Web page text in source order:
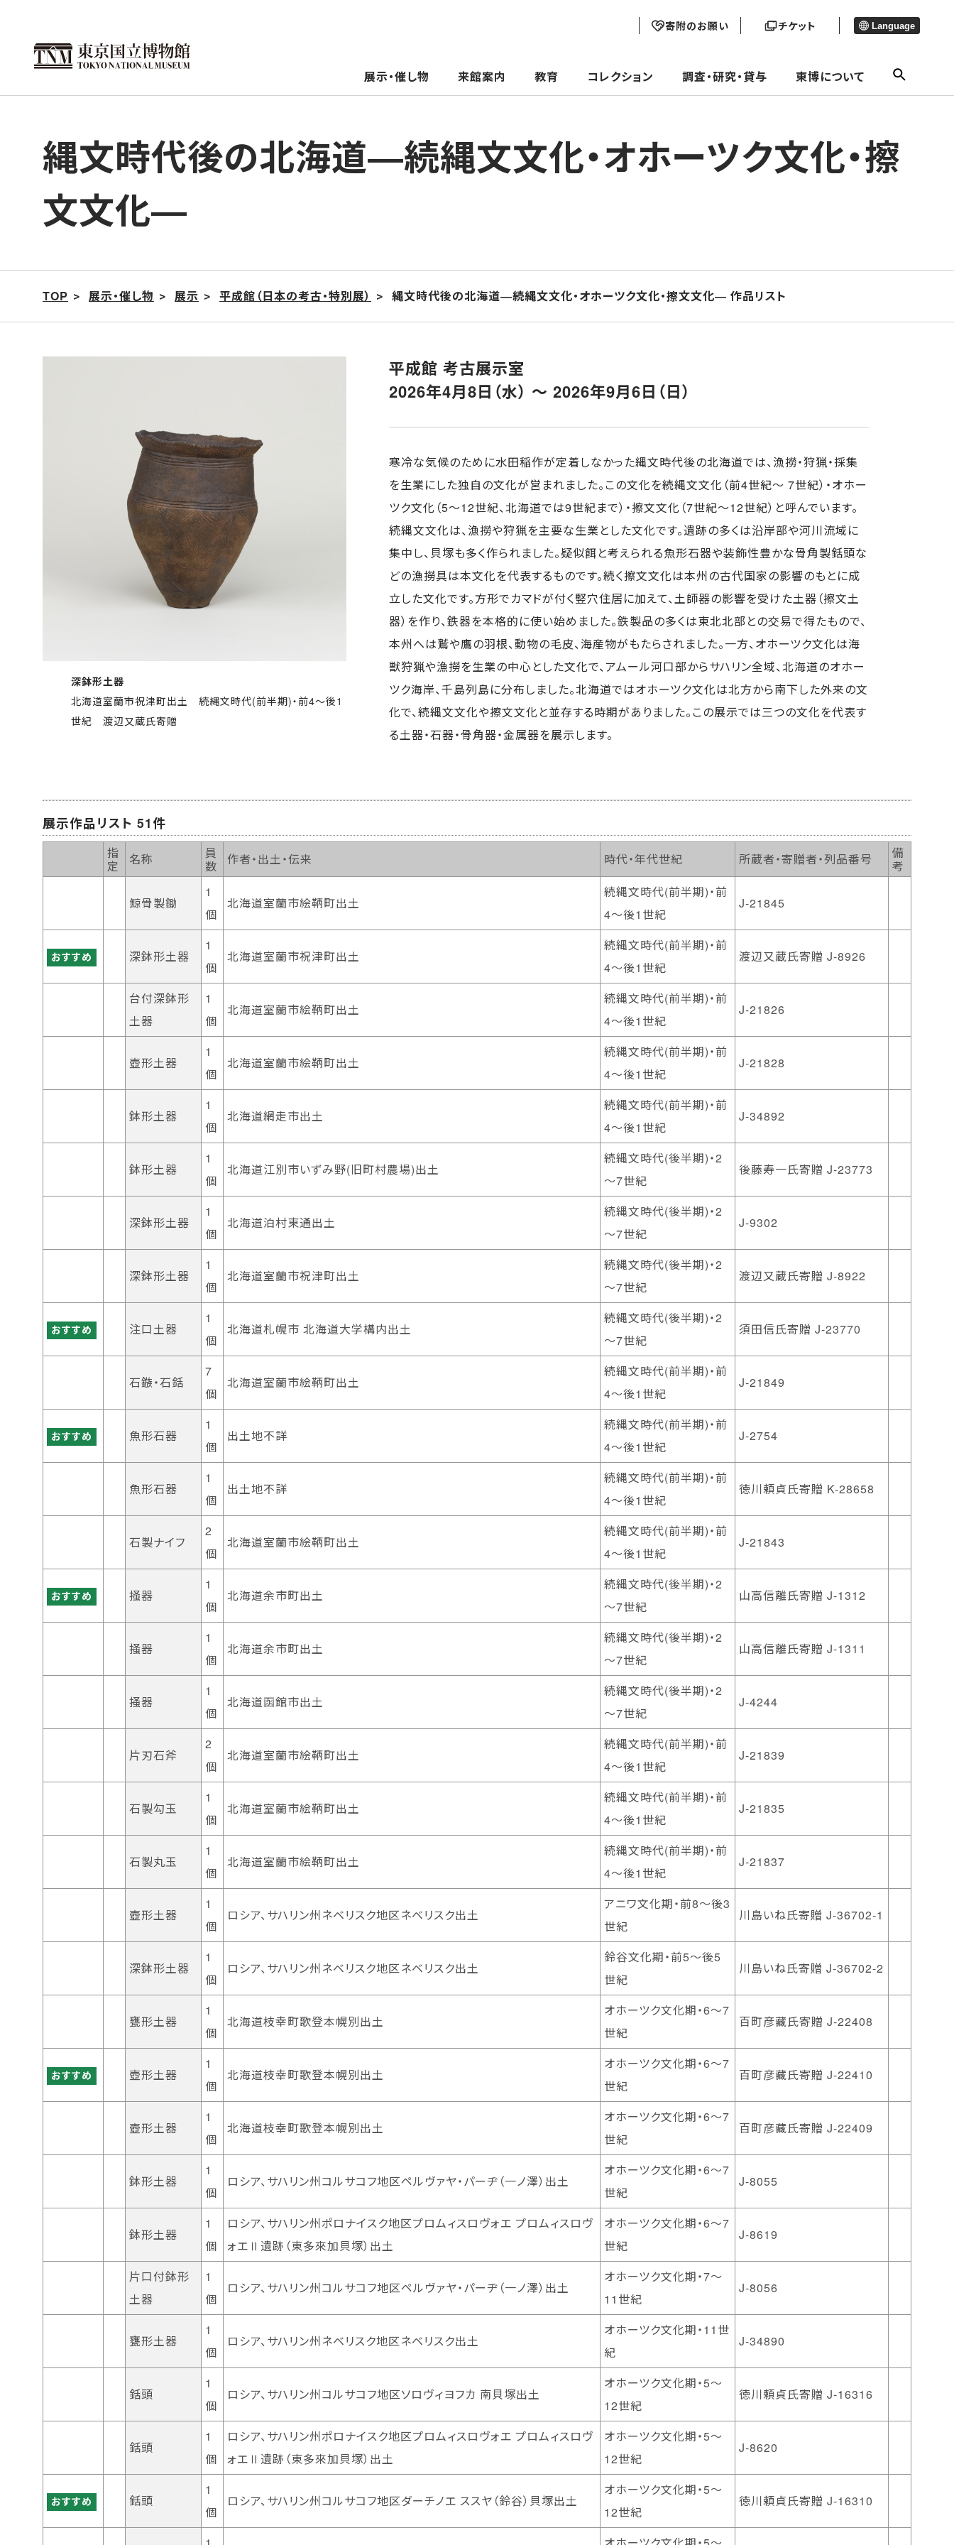
寄附のお願い チケット Language
展示・催し物 来館案内 教育 コレクション 調査・研究・貸与 東博について
縄文時代後の北海道―続縄文文化・オホーツク文化・擦
文文化―
TOP 展示・催し物 展示 平成館（日本の考古・特別展） 縄文時代後の北海道―続縄文文化・オホーツク文化・擦文文化― 作品リスト
深鉢形土器
北海道室蘭市祝津町出土 続縄文時代(前半期)・前4～後1
世紀 渡辺又蔵氏寄贈
平成館 考古展示室
2026年4月8日（水） ～ 2026年9月6日（日）
寒冷な気候のために水田稲作が定着しなかった縄文時代後の北海道では、漁撈・狩猟・採集
を生業にした独自の文化が営まれました。この文化を続縄文文化（前4世紀～ 7世紀）・オホー
ツク文化（5～12世紀、北海道では9世紀まで）・擦文文化（7世紀～12世紀）と呼んでいます。
続縄文文化は、漁撈や狩猟を主要な生業とした文化です。遺跡の多くは沿岸部や河川流域に
集中し、貝塚も多く作られました。疑似餌と考えられる魚形石器や装飾性豊かな骨角製銛頭な
どの漁撈具は本文化を代表するものです。続く擦文文化は本州の古代国家の影響のもとに成
立した文化です。方形でカマドが付く竪穴住居に加えて、土師器の影響を受けた土器（擦文土
器）を作り、鉄器を本格的に使い始めました。鉄製品の多くは東北北部との交易で得たもので、
本州へは鷲や鷹の羽根、動物の毛皮、海産物がもたらされました。一方、オホーツク文化は海
獣狩猟や漁撈を生業の中心とした文化で、アムール河口部からサハリン全域、北海道のオホー
ツク海岸、千島列島に分布しました。北海道ではオホーツク文化は北方から南下した外来の文
化で、続縄文文化や擦文文化と並存する時期がありました。この展示では三つの文化を代表す
る土器・石器・骨角器・金属器を展示します。
展示作品リスト 51件
指
定
名称
員
数
作者・出土・伝来 時代・年代世紀 所蔵者・寄贈者・列品番号
備
考
鯨骨製鋤
1
個
北海道室蘭市絵鞆町出土
続縄文時代(前半期)・前
4～後1世紀
J-21845
おすすめ 深鉢形土器
1
個
北海道室蘭市祝津町出土
続縄文時代(前半期)・前
4～後1世紀
渡辺又蔵氏寄贈 J-8926
台付深鉢形
土器
1
個
北海道室蘭市絵鞆町出土
続縄文時代(前半期)・前
4～後1世紀
J-21826
壺形土器
1
個
北海道室蘭市絵鞆町出土
続縄文時代(前半期)・前
4～後1世紀
J-21828
鉢形土器
1
個
北海道網走市出土
続縄文時代(前半期)・前
4～後1世紀
J-34892
鉢形土器
1
個
北海道江別市いずみ野(旧町村農場)出土
続縄文時代(後半期)・2
～7世紀
後藤寿一氏寄贈 J-23773
深鉢形土器
1
個
北海道泊村東通出土
続縄文時代(後半期)・2
～7世紀
J-9302
深鉢形土器
1
個
北海道室蘭市祝津町出土
続縄文時代(後半期)・2
～7世紀
渡辺又蔵氏寄贈 J-8922
おすすめ 注口土器
1
個
北海道札幌市 北海道大学構内出土
続縄文時代(後半期)・2
～7世紀
須田信氏寄贈 J-23770
石鏃・石銛
7
個
北海道室蘭市絵鞆町出土
続縄文時代(前半期)・前
4～後1世紀
J-21849
おすすめ 魚形石器
1
個
出土地不詳
続縄文時代(前半期)・前
4～後1世紀
J-2754
魚形石器
1
個
出土地不詳
続縄文時代(前半期)・前
4～後1世紀
徳川頼貞氏寄贈 K-28658
石製ナイフ
2
個
北海道室蘭市絵鞆町出土
続縄文時代(前半期)・前
4～後1世紀
J-21843
おすすめ 掻器
1
個
北海道余市町出土
続縄文時代(後半期)・2
～7世紀
山高信離氏寄贈 J-1312
掻器
1
個
北海道余市町出土
続縄文時代(後半期)・2
～7世紀
山高信離氏寄贈 J-1311
掻器
1
個
北海道函館市出土
続縄文時代(後半期)・2
～7世紀
J-4244
片刃石斧
2
個
北海道室蘭市絵鞆町出土
続縄文時代(前半期)・前
4～後1世紀
J-21839
石製勾玉
1
個
北海道室蘭市絵鞆町出土
続縄文時代(前半期)・前
4～後1世紀
J-21835
石製丸玉
1
個
北海道室蘭市絵鞆町出土
続縄文時代(前半期)・前
4～後1世紀
J-21837
壺形土器
1
個
ロシア、サハリン州ネベリスク地区ネベリスク出土
アニワ文化期・前8〜後3
世紀
川島いね氏寄贈 J-36702-1
深鉢形土器
1
個
ロシア、サハリン州ネベリスク地区ネベリスク出土
鈴谷文化期・前5～後5
世紀
川島いね氏寄贈 J-36702-2
甕形土器
1
個
北海道枝幸町歌登本幌別出土
オホーツク文化期・6～7
世紀
百町彦藏氏寄贈 J-22408
おすすめ 壺形土器
1
個
北海道枝幸町歌登本幌別出土
オホーツク文化期・6～7
世紀
百町彦藏氏寄贈 J-22410
壺形土器
1
個
北海道枝幸町歌登本幌別出土
オホーツク文化期・6～7
世紀
百町彦藏氏寄贈 J-22409
鉢形土器
1
個
ロシア、サハリン州コルサコフ地区ペルヴァヤ・パーヂ（一ノ澤）出土
オホーツク文化期・6～7
世紀
J-8055
鉢形土器
1
個
ロシア、サハリン州ポロナイスク地区プロムィスロヴォエ プロムィスロヴ
ォエⅡ遺跡（東多來加貝塚）出土
オホーツク文化期・6～7
世紀
J-8619
片口付鉢形
土器
1
個
ロシア、サハリン州コルサコフ地区ペルヴァヤ・パーヂ（一ノ澤）出土
オホーツク文化期・7～
11世紀
J-8056
甕形土器
1
個
ロシア、サハリン州ネベリスク地区ネベリスク出土
オホーツク文化期・11世
紀
J-34890
銛頭
1
個
ロシア、サハリン州コルサコフ地区ソロヴィヨフカ 南貝塚出土
オホーツク文化期・5～
12世紀
徳川頼貞氏寄贈 J-16316
銛頭
1
個
ロシア、サハリン州ポロナイスク地区プロムィスロヴォエ プロムィスロヴ
ォエⅡ遺跡（東多來加貝塚）出土
オホーツク文化期・5～
12世紀
J-8620
おすすめ 銛頭
1
個
ロシア、サハリン州コルサコフ地区ダーチノエ ススヤ（鈴谷）貝塚出土
オホーツク文化期・5～
12世紀
徳川頼貞氏寄贈 J-16310